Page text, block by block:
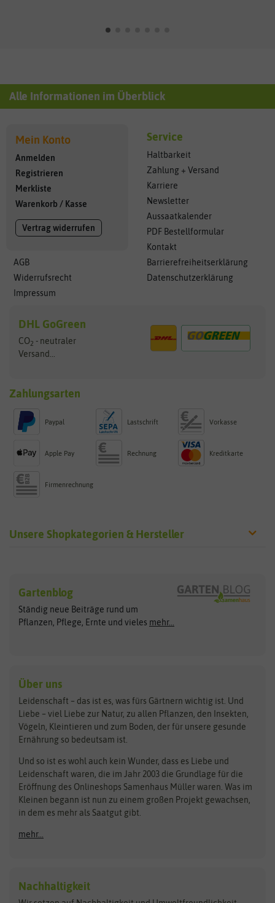
Alle Informationen im Überblick
Mein Konto
Anmelden
Registrieren
Merkliste
Warenkorb / Kasse
Vertrag widerrufen
AGB
Widerrufsrecht
Impressum
Service
Haltbarkeit
Zahlung + Versand
Karriere
Newsletter
Aussaatkalender
PDF Bestellformular
Kontakt
Barrierefreiheitserklärung
Datenschutzerklärung
DHL GoGreen
CO2 - neutraler
Versand...
Zahlungsarten
Paypal Lastschrift Vorkasse
Apple Pay Rechnung Kreditkarte
Firmenrechnung
Unsere Shopkategorien & Hersteller
Exotische Samen
Gemüsesamen
Gründünger
Kräutersamen
Obstsamen
Pilzbrut
Rasensamen
Steckzwiebeln
Zimmer & Kübelpflanzen
Kataloge
Schnäppchen
Anzucht & Gartenzubehör
Anzuchtschalen
Heizmatte & Heizkabel
Arche Noah
ASB Greenworld
Benary
Bingenheimer Saatgut
Bionana
BIOWOL
Blumicorn
Bûten Birds
Carl Pabst
Clever Pots
COMPO
Dürr-Samen
Feldsaaten Freudenberger
Fertil
Flora Elite
Gartenblog
Ständig neue Beiträge rund um
Pflanzen, Pflege, Ernte und vieles mehr...
Über uns
Leidenschaft – das ist es, was fürs Gärtnern wichtig ist. Und
Liebe – viel Liebe zur Natur, zu allen Pflanzen, den Insekten,
Vögeln, Kleintieren und zum Boden, der für unsere gesunde
Ernährung so bedeutsam ist.
Und so ist es wohl auch kein Wunder, dass es Liebe und
Leidenschaft waren, die im Jahr 2003 die Grundlage für die
Eröffnung des Onlineshops Samenhaus Müller waren. Was im
Kleinen begann ist nun zu einem großen Projekt gewachsen,
in dem es mehr als Saatgut gibt.
mehr...
Nachhaltigkeit